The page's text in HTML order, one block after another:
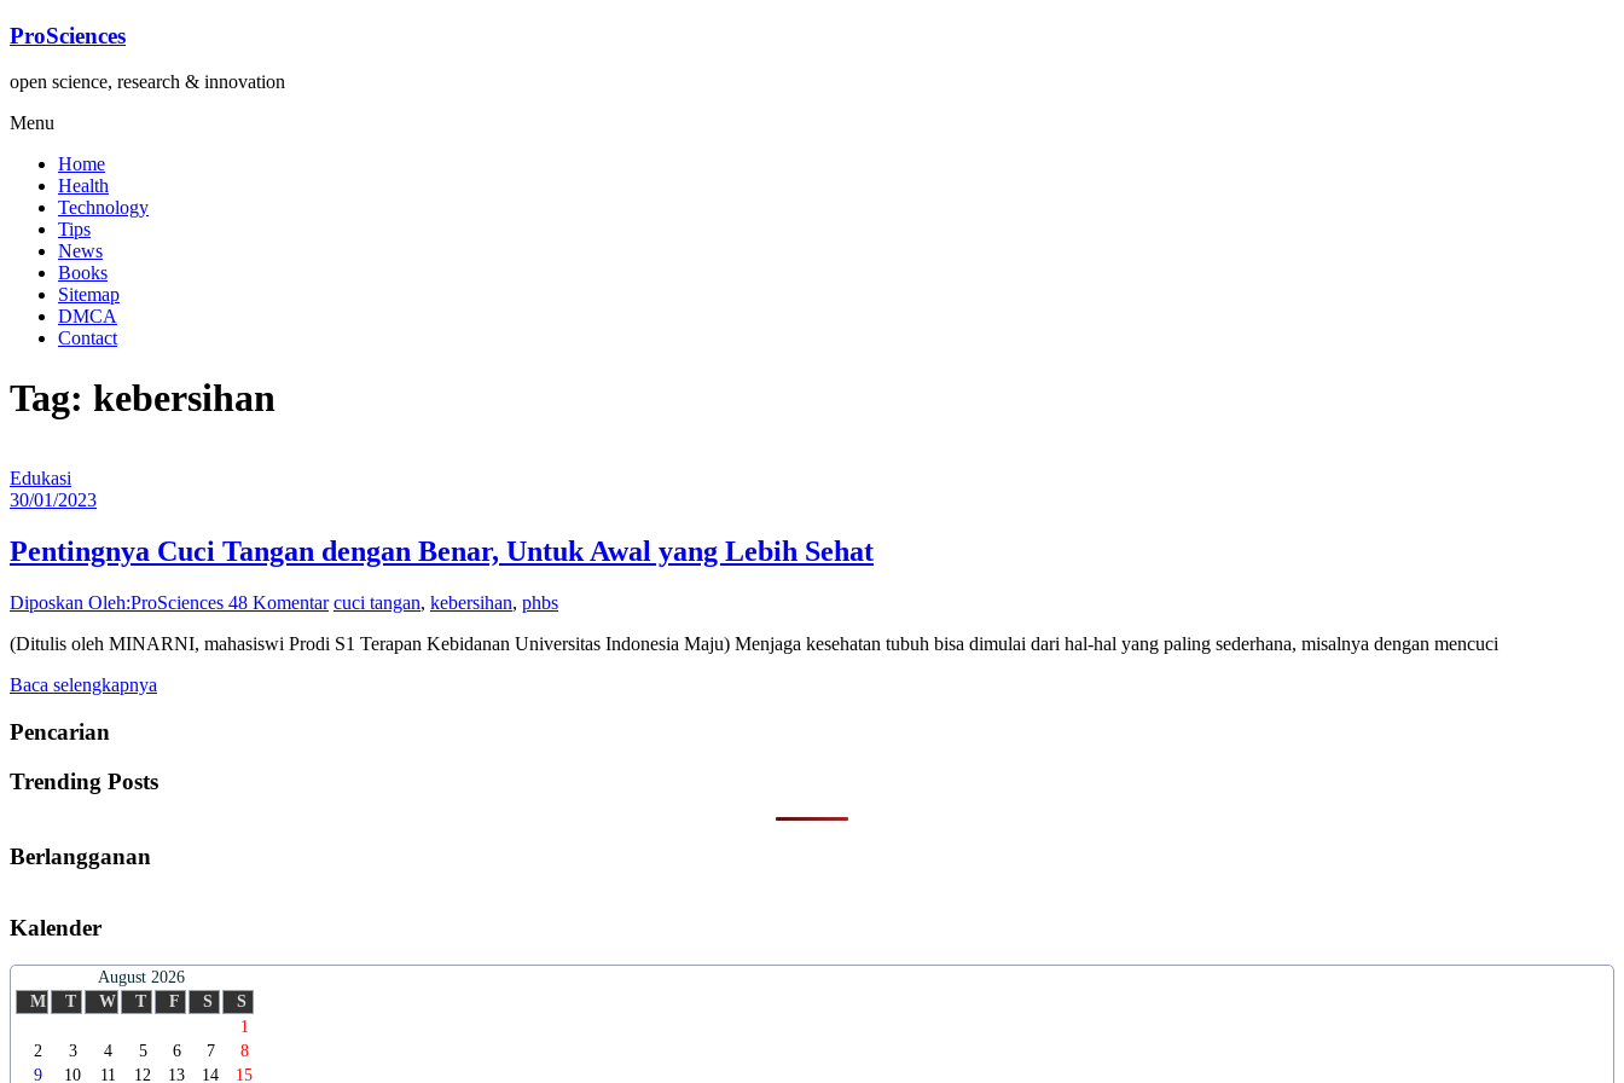
Lompat
konten
ProSciences
open science, research & innovation
Menu
Home
Health
Technology
Tips
News
Books
Sitemap
DMCA
Contact
Tag: kebersihan
Edukasi
30/01/2023
Pentingnya Cuci Tangan dengan Benar, Untuk Awal yang Lebih Sehat
Diposkan Oleh:ProSciences 48 Komentar cuci tangan, kebersihan, phbs
(Ditulis oleh MINARNI, mahasiswi Prodi S1 Terapan Kebidanan Universitas Indonesia Maju) Menjaga kesehatan tubuh bisa dimulai dari hal-hal yang paling sederhana, misalnya dengan mencuci
Baca selengkapnya
Pencarian
Trending Posts
Berlangganan
Kalender
August 2026
M
T W T F S
S
1
2
3 4 5 6 7
8
9
10 11 12 13 14 15